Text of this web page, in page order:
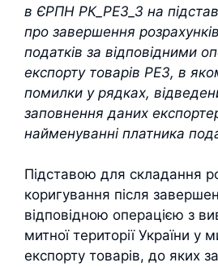
в ЄРПН РК_РЕЗ_3 на
про завершення
податків за відповідними
експорту товарів РЕЗ, в
помилки у рядках,
заповнення даних
найменуванні платника
Підставою для складання
коригування після
відповідною операцією з
митної території України у
експорту товарів, до яких